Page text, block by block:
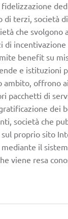
di terzi, società
che svolgono
di incentivazione
benefit su
e istituzioni
ambito, offrono
pacchetti di
dei
società che
proprio sito
il
viene resa